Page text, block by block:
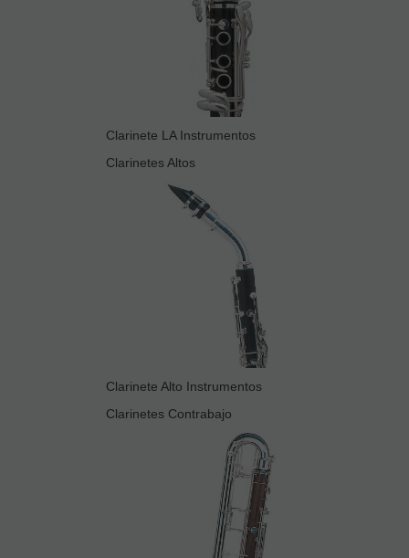
Clarinete LA Instrumentos
Clarinetes Altos
Clarinete Alto Instrumentos
Clarinetes Contrabajo